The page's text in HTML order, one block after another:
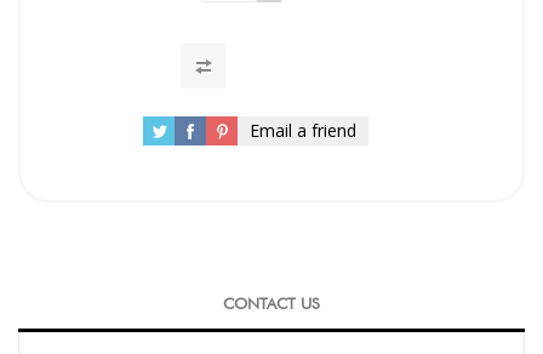
Email a friend
CONTACT US